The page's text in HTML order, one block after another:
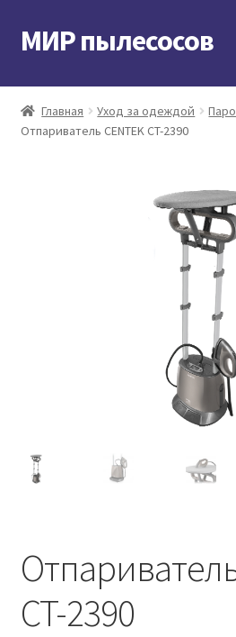
Перейти
к
Перейти
к
МИР пылесосов
Главная
Мой аккаунт
Главная Уход за одеждой
Отпариватель CENTEK CT-2390
CT-2390